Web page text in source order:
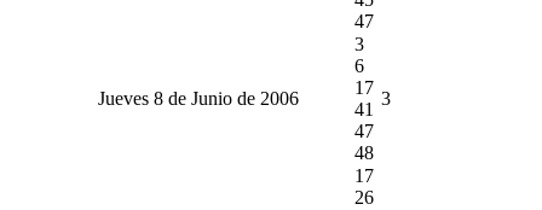
47
Jueves 8 de Junio de 2006
3
6
17
41
47
48
3
17
26